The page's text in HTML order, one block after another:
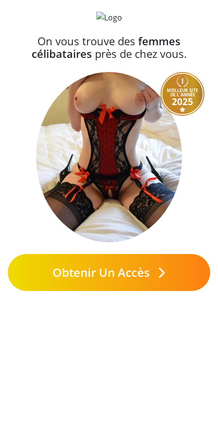
On vous trouve des femmes
célibataires près de chez vous.
MEILLEUR SITE
DE L'ANNÉE
2025
Obtenir Un Accès